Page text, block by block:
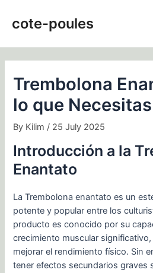
cote-poules
Trembolona
lo que
By Kilim / 25 July 2025
Introducción a la
Enantato
La Trembolona enantato es un
potente y popular entre los
producto es conocido por su
crecimiento muscular
mejorar el rendimiento físico. Sin
tener efectos secundarios graves
navigation